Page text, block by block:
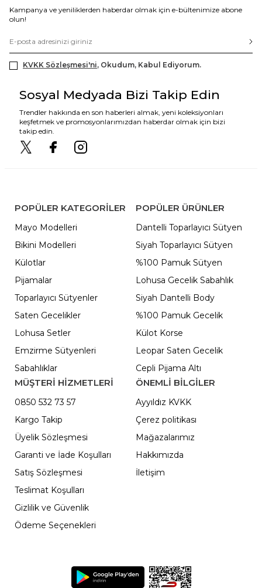
Kampanya ve yeniliklerden haberdar olmak için e-bültenimize abone
olun!
KVKK Sözleşmesi'ni, Okudum, Kabul Ediyorum.
Sosyal Medyada Bizi Takip Edin
Trendler hakkında en son haberleri almak, yeni koleksiyonları
keşfetmek ve promosyonlarımızdan haberdar olmak için bizi
takip edin.
POPÜLER KATEGORILER
Mayo Modelleri
Bikini Modelleri
Külotlar
Pijamalar
Toparlayıcı Sütyenler
Saten Gecelikler
Lohusa Setler
Emzirme Sütyenleri
Sabahlıklar
POPÜLER ÜRÜNLER
Dantelli Toparlayıcı Sütyen
Siyah Toparlayıcı Sütyen
%100 Pamuk Sütyen
Lohusa Gecelik Sabahlık
Siyah Dantelli Body
%100 Pamuk Gecelik
Külot Korse
Leopar Saten Gecelik
Cepli Pijama Altı
MÜŞTERİ HİZMETLERİ
0850 532 73 57
Kargo Takip
Üyelik Sözleşmesi
Garanti ve İade Koşulları
Satış Sözleşmesi
Teslimat Koşulları
Gizlilik ve Güvenlik
Ödeme Seçenekleri
ÖNEMLI BILGILER
Ayyıldız KVKK
Çerez politikası
Mağazalarımız
Hakkımızda
İletişim